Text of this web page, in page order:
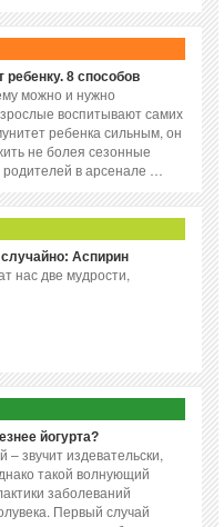
ребенку. 8 способов
можно и нужно
воспитывают самих
ребенка сильным, он
не болея сезонные
в арсенале …
Аспирин
нас две мудрости,
йогурта?
звучит издевательски,
такой волнующий
заболеваний
Первый случай